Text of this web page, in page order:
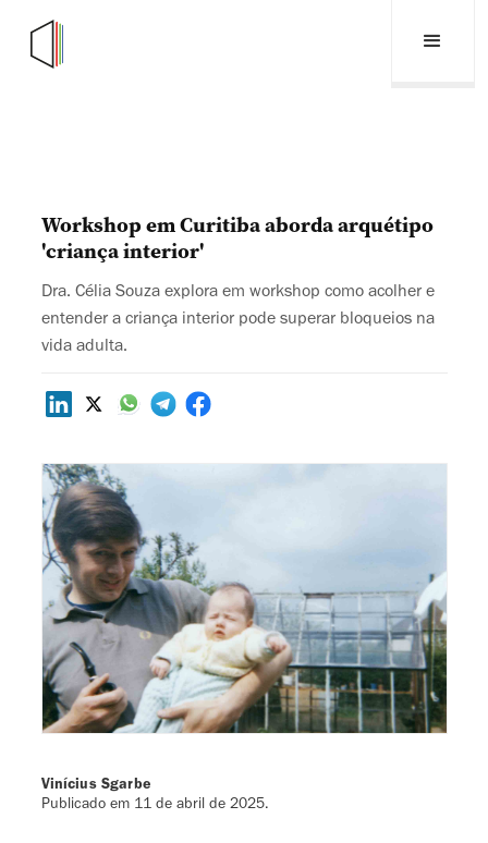
Workshop em Curitiba aborda arquétipo
'criança interior'
Dra. Célia Souza explora em workshop como acolher e
entender a criança interior pode superar bloqueios na
vida adulta.
Vinícius Sgarbe
Publicado em 11 de abril de 2025.